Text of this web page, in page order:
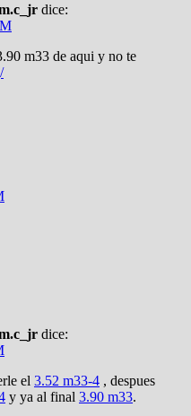
dice:
m33 de aqui y no te
dice:
el 3.52 m33-4 , despues
y ya al final 3.90 m33.